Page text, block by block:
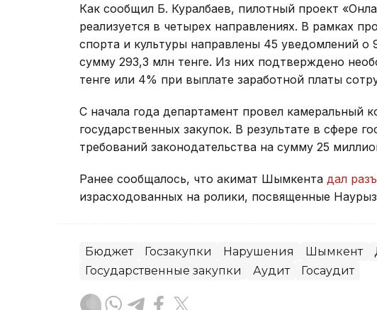
Как сообщил Б. Куралбаев, пилотный проект
реализуется в четырех направлениях. В рамках
спорта и культуры направлены 45 уведомлений
сумму 293,3 млн тенге. Из них подтверждено
тенге или 4% при выплате заработной платы
С начала года департамент провел камеральный
государственных закупок. В результате в сфере
требований законодательства на сумму 25
Ранее сообщалось, что акимат Шымкента дал
израсходованных на ролики, посвященные
Бюджет Госзакупки Нарушения Шымкент
Государственные закупки
Аудит Госаудит